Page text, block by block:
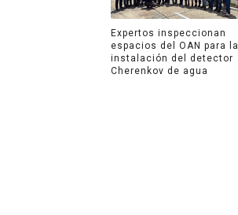
Expertos inspeccionan
espacios del OAN para la
instalación del detector
Cherenkov de agua